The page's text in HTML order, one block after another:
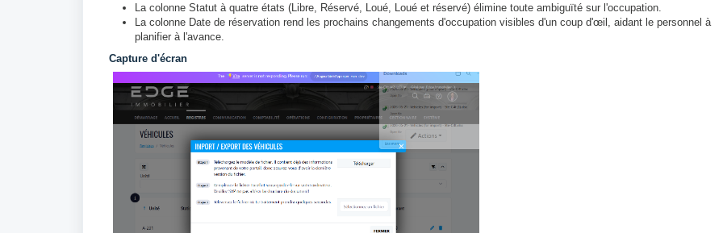
La colonne Statut à quatre états (Libre, Réservé, Loué, Loué et réservé) élimine toute ambiguïté sur l'occupation.
La colonne Date de réservation rend les prochains changements d'occupation visibles d'un coup d'œil, aidant le personnel à
planifier à l'avance.
Capture d'écran